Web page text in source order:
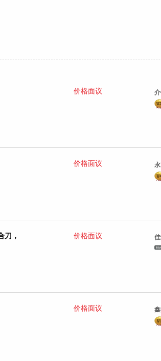
价格面议
价格面议
刀，
价格面议
价格面议